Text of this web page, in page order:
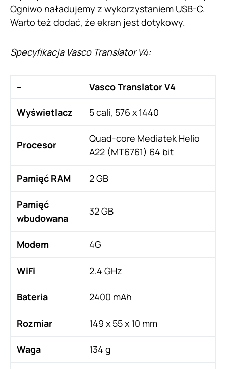
Ogniwo naładujemy z wykorzystaniem USB-C.
Warto też dodać, że ekran jest dotykowy.
Specyfikacja Vasco Translator V4:
– Vasco Translator V4
Wyświetlacz 5 cali, 576 x 1440
Procesor
Quad-core Mediatek Helio
A22 (MT6761) 64 bit
Pamięć RAM 2 GB
Pamięć
wbudowana
32 GB
Modem 4G
WiFi 2.4 GHz
Bateria 2400 mAh
Rozmiar 149 x 55 x 10 mm
Waga 134 g